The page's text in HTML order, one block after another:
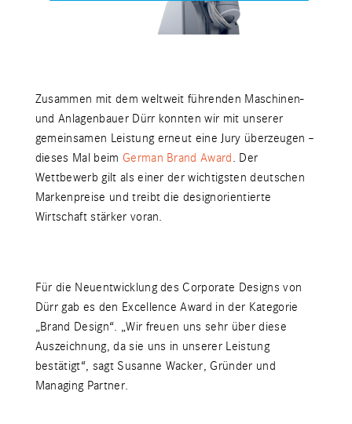
Zusammen mit dem weltweit führenden Maschinen-
und Anlagenbauer Dürr konnten wir mit unserer
gemeinsamen Leistung erneut eine Jury überzeugen –
dieses Mal beim German Brand Award . Der
Wettbewerb gilt als einer der wichtigsten deutschen
Markenpreise und treibt die designorientierte
Wirtschaft stärker voran.
Für die Neuentwicklung des Corporate Designs von
Dürr gab es den Excellence Award in der Kategorie
„Brand Design“. „Wir freuen uns sehr über diese
Auszeichnung, da sie uns in unserer Leistung
bestätigt“, sagt Susanne Wacker, Gründer und
Managing Partner.